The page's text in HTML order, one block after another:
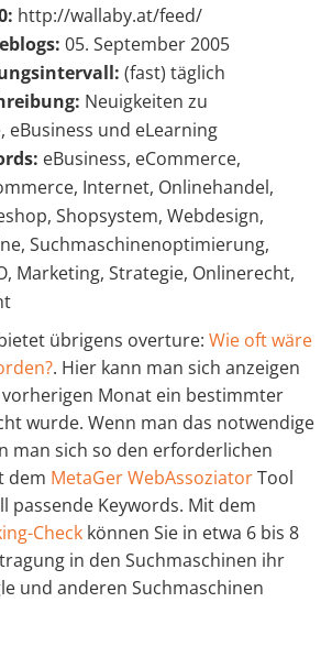
http://wallaby.at/feed/
05. September 2005
(fast) täglich
Neuigkeiten zu
eBusiness und eLearning
eBusiness, eCommerce,
Internet, Onlinehandel,
Shopsystem, Webdesign,
Suchmaschinenoptimierung,
Marketing, Strategie, Onlinerecht,
übrigens overture: Wie oft wäre
. Hier kann man sich anzeigen
Monat ein bestimmter
wurde. Wenn man das notwendige
man sich so den erforderlichen
dem MetaGer WebAssoziatorTool
passende Keywords. Mit dem
Check können Sie in etwa 6 bis 8
in den Suchmaschinen ihr
und anderen Suchmaschinen